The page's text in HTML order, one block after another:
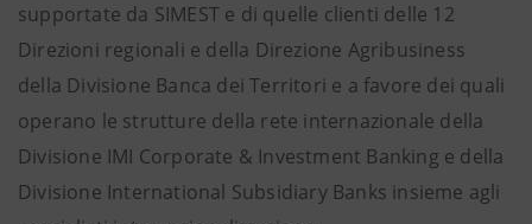
supportate da SIMEST e di quelle clienti delle 12
Direzioni regionali e della Direzione Agribusiness
della Divisione Banca dei Territori e a favore dei quali
operano le strutture della rete internazionale della
Divisione IMI Corporate & Investment Banking e della
Divisione International Subsidiary Banks insieme agli